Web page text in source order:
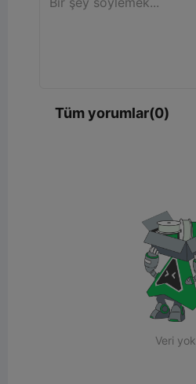
Tüm yorumlar(0)
Veri yok